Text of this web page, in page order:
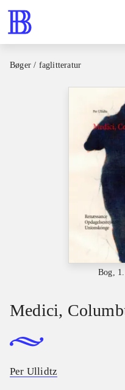
Bøger / faglitteratur
Bog,
Medici,
Per Ullidtz